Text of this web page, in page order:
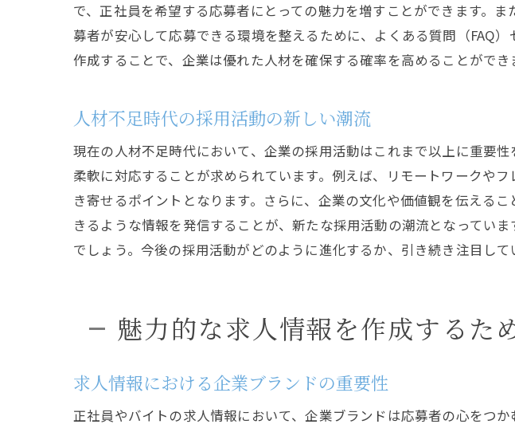
採用活動におけ
社内チームと協
正社員とバイトの
採用活動のトレンド
デジタル化がも
SNSを活用した
正社員バイトの採
トレンドを先取
ポジティブな企業
で、正社員を希望する応募者にとっての魅力を増すことができます。
募者が安心して応募できる環境を整えるために、よくある質問（FAQ
作成することで、企業は優れた人材を確保する確率を高めることができ
人材不足時代の採用活動の新しい潮流
現在の人材不足時代において、企業の採用活動はこれまで以上に重要
柔軟に対応することが求められています。例えば、リモートワークや
き寄せるポイントとなります。さらに、企業の文化や価値観を伝える
きるような情報を発信することが、新たな採用活動の潮流となってい
でしょう。今後の採用活動がどのように進化するか、引き続き注目して
魅力的な求人情報を作成するた
求人情報における企業ブランドの重要性
正社員やバイトの求人情報において、企業ブランドは応募者の心をつ